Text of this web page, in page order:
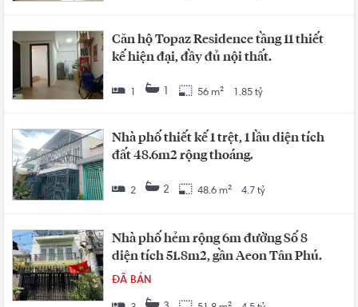
Căn hộ Topaz Residence tầng 11 thiết
kế hiện đại, đầy đủ nội thất.
1 56 m² 1.85 tỷ
Nhà phố thiết kế 1 trệt, 1 lầu diện tích
đất 48.6m2 rộng thoáng.
2 2 48.6 m² 4.7 tỷ
Nhà phố hẻm rộng 6m đường Số 8
diện tích 51.8m2, gần Aeon Tân Phú.
ĐÃ BÁN